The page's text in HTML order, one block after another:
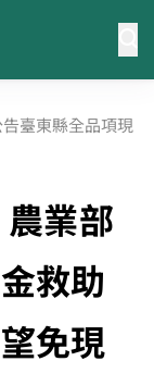
臺東縣全品項現
業部
救助
免現